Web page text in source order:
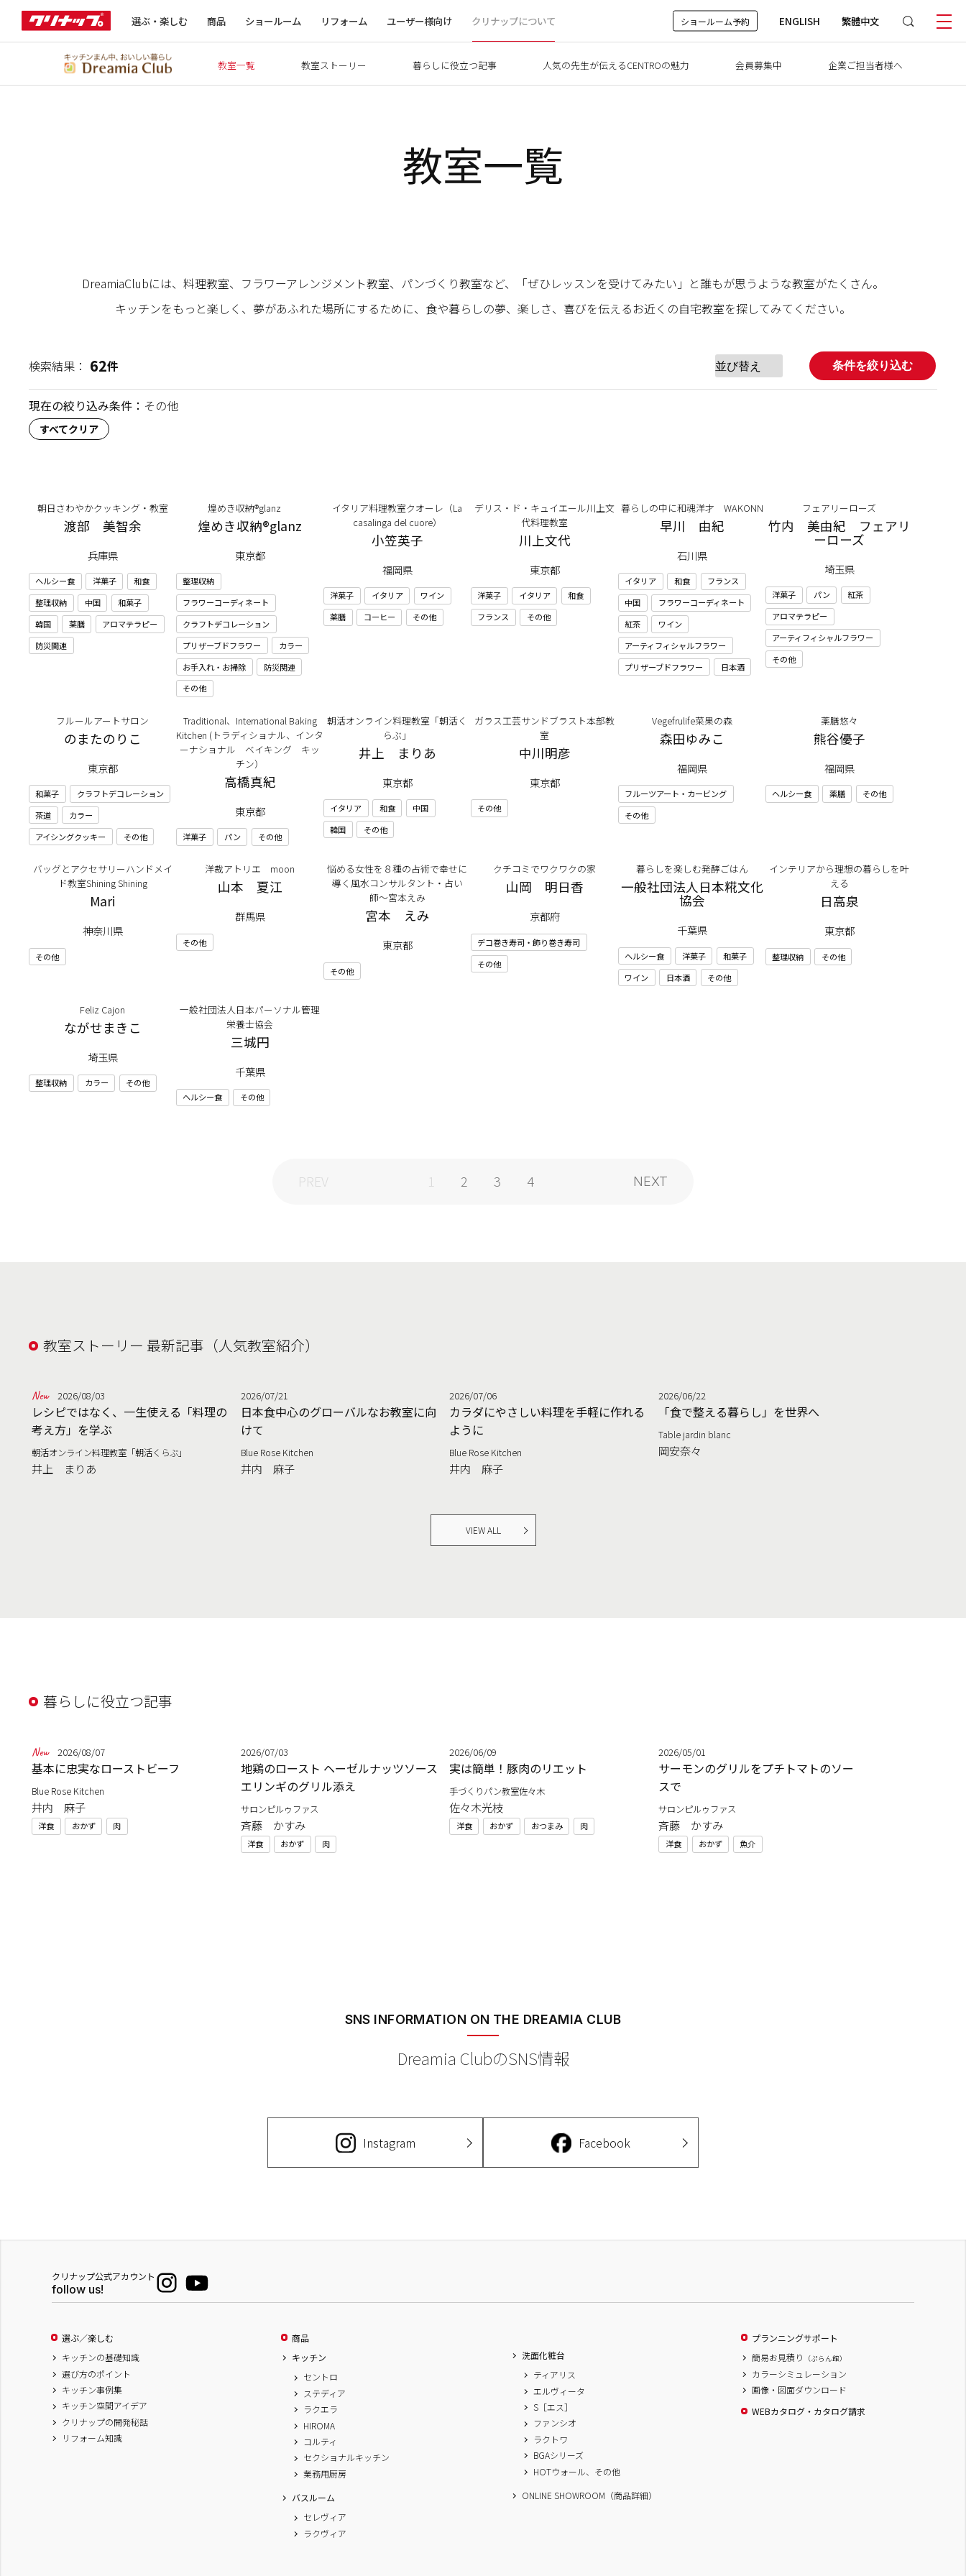
選ぶ・楽しむ 商品 ショールーム リフォーム ユーザー様向け クリナップについて ショールーム予約 ENGLISH 繁體中文
教室一覧
DreamiaClubには、料理教室、フラワーアレンジメント教室、パンづくり教室など、「ぜひレッスンを受けてみたい」と誰もが思うような教室がたくさん。
キッチンをもっと楽しく、夢があふれた場所にするために、食や暮らしの夢、楽しさ、喜びを伝えるお近くの自宅教室を探してみてください。
教室一覧 教室ストーリー 暮らしに役立つ記事 人気の先生が伝えるCENTROの魅力 会員募集中 企業ご担当者様へ
検索結果： 62件 条件を絞り込む
現在の絞り込み条件： その他
すべてクリア
朝日さわやかクッキング・教室
渡部 美智余
兵庫県
ヘルシー食 洋菓子
和食
整理収納
中国
和菓子
韓国
薬膳
アロマテラピー
防災関連
煌めき収納®glanz
煌めき収納®glanz
東京都
整理収納
フラワーコーディネート
クラフトデコレーション
プリザーブドフラワー
カラー
お手入れ・お掃除
防災関連
その他
イタリア料理教室クオーレ（La
casalinga del cuore）
小笠英子
福岡県
洋菓子 イタリア
ワイン
薬膳
コーヒー その他
デリス・ド・キュイエール川上文
代料理教室
川上文代
東京都
洋菓子 イタリア
和食
フランス
その他
暮らしの中に和魂洋才 WAKONN
早川 由紀
石川県
イタリア 和食
フランス
中国
フラワーコーディネート
紅茶
ワイン
アーティフィシャルフラワー
プリザーブドフラワー
日本酒
フェアリーローズ
竹内 美由紀 フェアリ
ーローズ
埼玉県
洋菓子 パン
紅茶
アロマテラピー
アーティフィシャルフラワー
その他
フルールアートサロン
のまたのりこ
東京都
和菓子
クラフトデコレーション
茶道
カラー
アイシングクッキー
その他
Traditional、International Baking
Kitchen (トラディショナル、インタ
ーナショナル ベイキング キッ
チン）
高橋真紀
東京都
洋菓子 パン その他
朝活オンライン料理教室「朝活く
らぶ」
井上 まりあ
東京都
イタリア 和食
中国
韓国
その他
ガラス工芸サンドブラスト本部教
室
中川明彦
東京都
その他
Vegefrulife菜果の森
森田ゆみこ
福岡県
フルーツアート・カービング
その他
薬膳悠々
熊谷優子
福岡県
ヘルシー食 薬膳 その他
バッグとアクセサリーハンドメイ
ド教室Shining Shining
Mari
神奈川県
その他
洋裁アトリエ moon
山本 夏江
群馬県
その他
悩める女性を８種の占術で幸せに
導く風水コンサルタント・占い
師〜宮本えみ
宮本 えみ
東京都
その他
クチコミでワクワクの家
山岡 明日香
京都府
デコ巻き寿司・飾り巻き寿司
その他
暮らしを楽しむ発酵ごはん
一般社団法人日本糀文化
協会
千葉県
ヘルシー食 洋菓子
和菓子
ワイン
日本酒 その他
インテリアから理想の暮らしを叶
える
日高泉
東京都
整理収納 その他
Feliz Cajon
ながせまきこ
埼玉県
整理収納 カラー その他
一般社団法人日本パーソナル管理
栄養士協会
三城円
千葉県
ヘルシー食 その他
1 2 3 4
教室ストーリー 最新記事（人気教室紹介）
2026/08/03
レシピではなく、一生使える「料理の
考え方」を学ぶ
朝活オンライン料理教室「朝活くらぶ」
井上 まりあ
2026/07/21
日本食中心のグローバルなお教室に向
けて
Blue Rose Kitchen
井内 麻子
2026/07/06
カラダにやさしい料理を手軽に作れる
ように
Blue Rose Kitchen
井内 麻子
2026/06/22
「食で整える暮らし」を世界へ
Table jardin blanc
岡安奈々
VIEW ALL
暮らしに役立つ記事
2026/08/07
基本に忠実なローストビーフ
Blue Rose Kitchen
井内 麻子
洋食 おかず 肉
2026/07/03
地鶏のロースト ヘーゼルナッツソース
エリンギのグリル添え
サロンピルゥファス
斉藤 かすみ
洋食 おかず 肉
2026/06/09
実は簡単！豚肉のリエット
手づくりパン教室佐々木
佐々木光枝
洋食 おかず おつまみ 肉
2026/05/01
サーモンのグリルをプチトマトのソー
スで
サロンピルゥファス
斉藤 かすみ
洋食 おかず 魚介
SNS INFORMATION ON THE DREAMIA CLUB
Dreamia ClubのSNS情報
Instagram Facebook
クリナップ公式アカウント
follow us!
選ぶ／楽しむ
キッチンの基礎知識
選び方のポイント
キッチン事例集
キッチン空間アイデア
クリナップの開発秘話
リフォーム知識
商品
キッチン
セントロ
ステディア
ラクエラ
HIROMA
コルティ
セクショナルキッチン
業務用厨房
バスルーム
セレヴィア
ラクヴィア
洗面化粧台
ティアリス
エルヴィータ
S［エス］
ファンシオ
ラクトワ
BGAシリーズ
HOTウォール、その他
ONLINE SHOWROOM（商品詳細）
プランニングサポート
簡易お見積り
（ぷらん館）
カラーシミュレーション
画像・図面ダウンロード
WEBカタログ・カタログ請求